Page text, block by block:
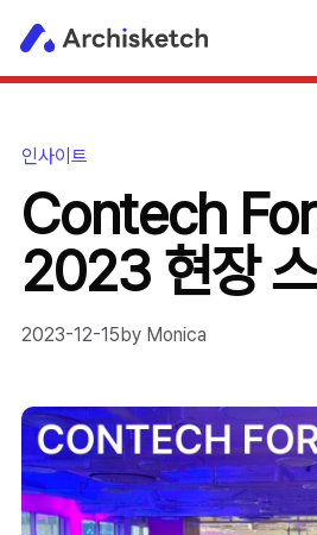
인사이트
Contech
2023 현장
2023-12-15by Monica